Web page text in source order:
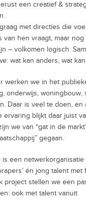
een creatief &
met directies die
van hen vraagt, maar nog
– volkomen logisch.
wat kan anders, wat
werken we in het
onderwijs, woningbouw,
Daar is veel te doen, en
ervaring blijkt daar juist
we van “gat in de
gegaan.
is een netwerkorganisatie
én jong talent met
project stellen we een
ook met talent vanuit